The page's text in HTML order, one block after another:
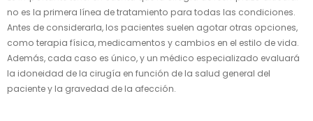
no es la primera línea de tratamiento para todas las condiciones.
Antes de considerarla, los pacientes suelen agotar otras opciones,
como terapia física, medicamentos y cambios en el estilo de vida.
Además, cada caso es único, y un médico especializado evaluará
la idoneidad de la cirugía en función de la salud general del
paciente y la gravedad de la afección.